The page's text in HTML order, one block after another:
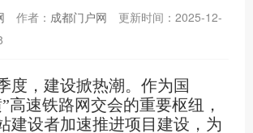
作者： 成都门户网
更新时间：2025-12-
度，建设掀热潮。作为国
高速铁路网交会的重要枢纽，
建设者加速推进项目建设，为